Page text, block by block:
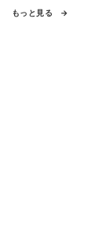
もっと見る